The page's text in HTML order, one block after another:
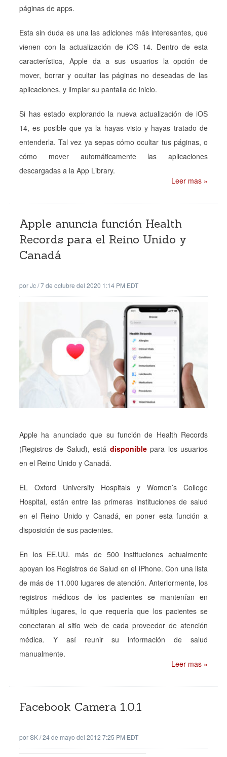
páginas de apps.
Esta sin duda es una las adiciones más interesantes, que
vienen con la actualización de iOS 14. Dentro de esta
característica, Apple da a sus usuarios la opción de
mover, borrar y ocultar las páginas no deseadas de las
aplicaciones, y limpiar su pantalla de inicio.
Si has estado explorando la nueva actualización de iOS
14, es posible que ya la hayas visto y hayas tratado de
entenderla. Tal vez ya sepas cómo ocultar tus páginas, o
cómo mover automáticamente las aplicaciones
descargadas a la App Library.
Leer mas »
Apple anuncia función Health
Records para el Reino Unido y
Canadá
porJc/7 de octubre del 2020 1:14 PM EDT
Apple ha anunciado que su función de Health Records
(Registros de Salud), está disponible para los usuarios
en el Reino Unido y Canadá.
EL Oxford University Hospitals y Women’s College
Hospital, están entre las primeras instituciones de salud
en el Reino Unido y Canadá, en poner esta función a
disposición de sus pacientes.
En los EE.UU. más de 500 instituciones actualmente
apoyan los Registros de Salud en el iPhone. Con una lista
de más de 11.000 lugares de atención. Anteriormente, los
registros médicos de los pacientes se mantenían en
múltiples lugares, lo que requería que los pacientes se
conectaran al sitio web de cada proveedor de atención
médica. Y así reunir su información de salud
manualmente.
Leer mas »
Facebook Camera 1.0.1
porSK/24 de mayo del 2012 7:25 PM EDT